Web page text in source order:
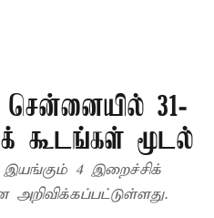
சென்னையில் 31-
கூடங்கள் மூடல்
இயங்கும் 4 இறைச்சிக்
அறிவிக்கப்பட்டுள்ளது.